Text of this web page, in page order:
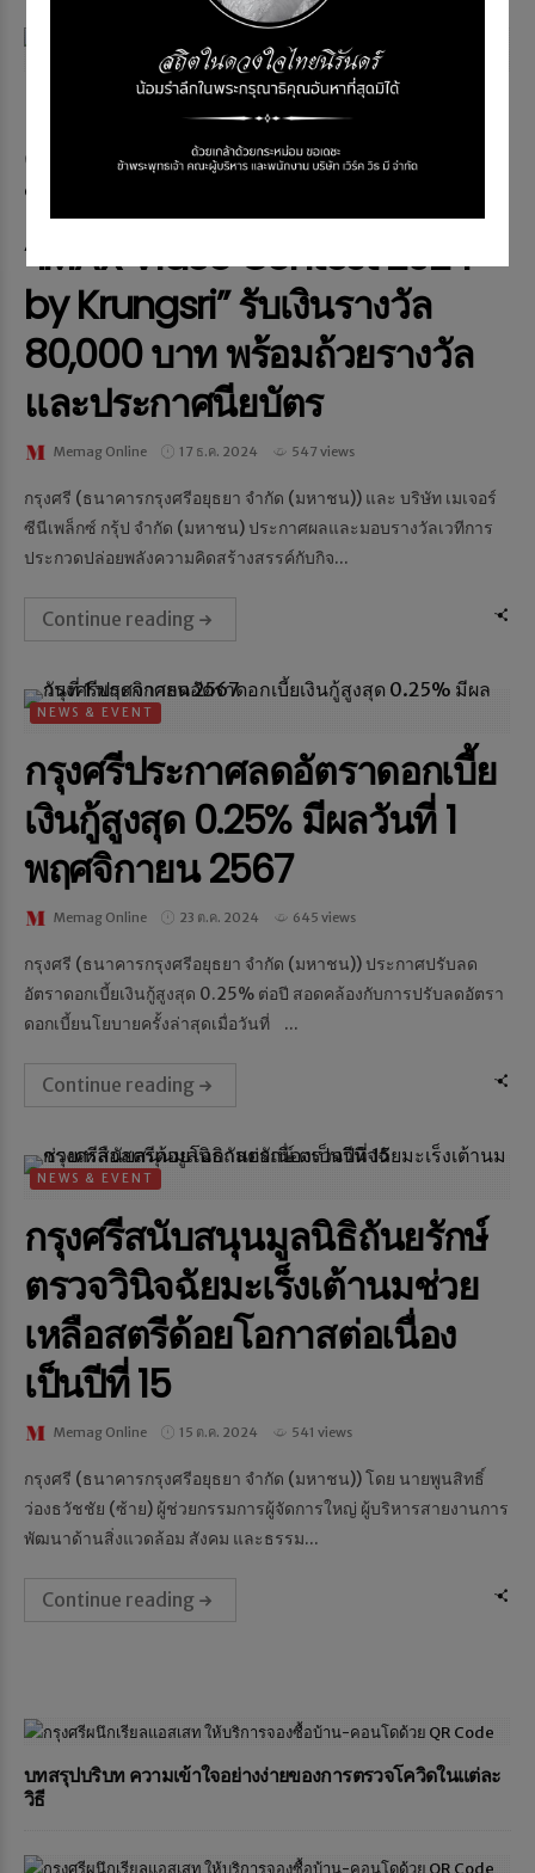
เมเจอร์ ซีนีเพล็กซ์ ร่วมกับ กรุง
ศรี มอบรางวัลเวทีครีเอเตอร์รุ่น
ใหม่ นักศึกษา NIDA คว้าแชมป์
“IMAX Video Contest 2024
by Krungsri” รับเงินรางวัล
80,000 บาท พร้อมถ้วยรางวัล
และประกาศนียบัตร
Memag Online 17 ธ.ค. 2024 547 views
กรุงศรี (ธนาคารกรุงศรีอยุธยา จำกัด (มหาชน)) และ บริษัท เมเจอร์
ซีนีเพล็กซ์ กรุ้ป จำกัด (มหาชน) ประกาศผลและมอบรางวัลเวทีการ
ประกวดปล่อยพลังความคิดสร้างสรรค์กับกิจ...
Continue reading
NEWS & EVENT
กรุงศรีประกาศลดอัตราดอกเบี้ย
เงินกู้สูงสุด 0.25% มีผลวันที่ 1
พฤศจิกายน 2567
Memag Online 23 ต.ค. 2024 645 views
กรุงศรี (ธนาคารกรุงศรีอยุธยา จำกัด (มหาชน)) ประกาศปรับลด
อัตราดอกเบี้ยเงินกู้สูงสุด 0.25% ต่อปี สอดคล้องกับการปรับลดอัตรา
ดอกเบี้ยนโยบายครั้งล่าสุดเมื่อวันที่ ...
Continue reading
NEWS & EVENT
กรุงศรีสนับสนุนมูลนิธิถันยรักษ์
ตรวจวินิจฉัยมะเร็งเต้านมช่วย
เหลือสตรีด้อยโอกาสต่อเนื่อง
เป็นปีที่ 15
Memag Online 15 ต.ค. 2024 541 views
กรุงศรี (ธนาคารกรุงศรีอยุธยา จำกัด (มหาชน)) โดย นายพูนสิทธิ์
ว่องธวัชชัย (ซ้าย) ผู้ช่วยกรรมการผู้จัดการใหญ่ ผู้บริหารสายงานการ
พัฒนาด้านสิ่งแวดล้อม สังคม และธรรม...
Continue reading
บทสรุปบริบท ความเข้าใจอย่างง่ายของการตรวจโควิดในแต่ละ
วิธี